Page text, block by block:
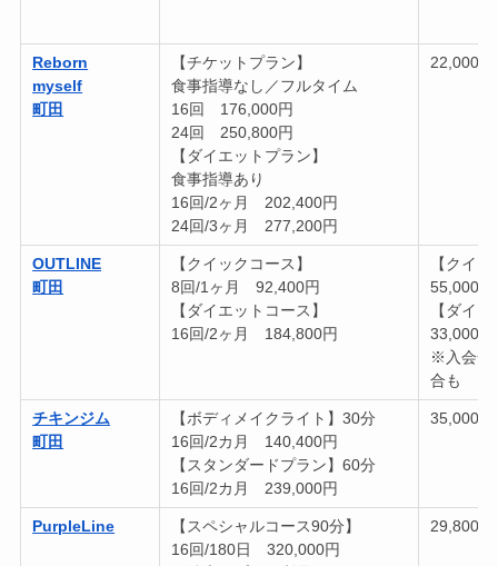
Reborn
myself
町田
【チケットプラン】
食事指導なし／フルタイム
16回 176,000円
24回 250,800円
【ダイエットプラン】
食事指導あり
16回/2ヶ月 202,400円
24回/3ヶ月 277,200円
22,000円
OUTLINE
町田
【クイックコース】
8回/1ヶ月 92,400円
【ダイエットコース】
16回/2ヶ月 184,800円
【クイ
55,000円
【ダイ
33,000円
※入会金
合も
チキンジム
町田
【ボディメイクライト】30分
16回/2カ月 140,400円
【スタンダードプラン】60分
16回/2カ月 239,000円
35,000円
PurpleLine
【スペシャルコース90分】
16回/180日 320,000円
29,800円